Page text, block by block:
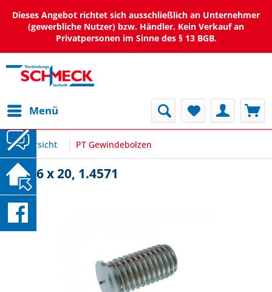
Dieses Angebot richtet sich ausschließlich an Unternehmer
(gewerbliche Nutzer) bzw. Händler. Kein Verkauf an
Privatpersonen im Sinne des § 13 BGB.
Menü
Übersicht PT Gewindebolzen
PT M6 x 20, 1.4571